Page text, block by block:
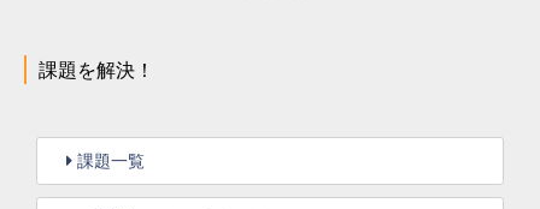
課題を解決！
課題一覧